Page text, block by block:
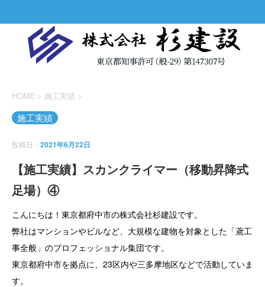
HOME > 施工実績 >
施工実績
投稿日： 2021年6月22日
【施工実績】スカンクライマー（移動昇降式
足場）④
こんにちは！東京都府中市の株式会社杉建設です。
弊社はマンションやビルなど、大規模な建物を対象とした「鳶工
事全般」のプロフェッショナル集団です。
東京都府中市を拠点に、23区内や三多摩地区などで活動していま
す。